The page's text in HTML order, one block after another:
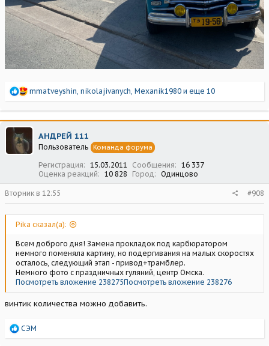
Р
а
к
ц
и
и
mmatveyshin, nikolajivanych, Mexanik1980 и еще 10
АНДРЕЙ 111
Пользователь Команда форума
Регистрация 15.03.2011 Сообщения
16 337
Оценка реакций
10 828 Город Одинцово
Вторник в 12:55 #908
Pika сказал(а):
Всем доброго дня! Замена прокладок под карбюратором
немного поменяла картину, но подергивания на малых скоростях
осталось, следующий этап - привод+трамблер.
Немного фото с праздничных гуляний, центр Омска.
Посмотреть вложение 238275Посмотреть вложение 238276
винтик количества можно добавить.
Р
СЭМ